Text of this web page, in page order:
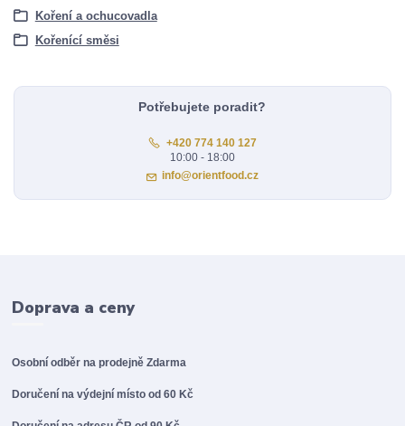
Koření a ochucovadla
Kořenící směsi
Potřebujete poradit?
+420 774 140 127
10:00 - 18:00
info@orientfood.cz
Doprava a ceny
Osobní odběr na prodejněZdarma
Doručení na výdejní místo od 60 Kč